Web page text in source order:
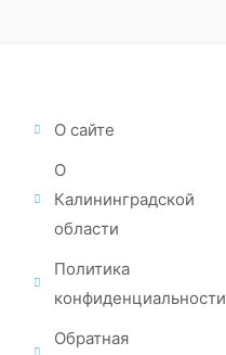
О сайте
О
Калининградской
области
Политика
конфиденциальности
Обратная